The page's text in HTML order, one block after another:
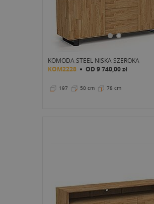
KOMODA STEEL NISKA SZEROKA
KOM2228 OD 9 740,00 zł
197 50 cm 78 cm